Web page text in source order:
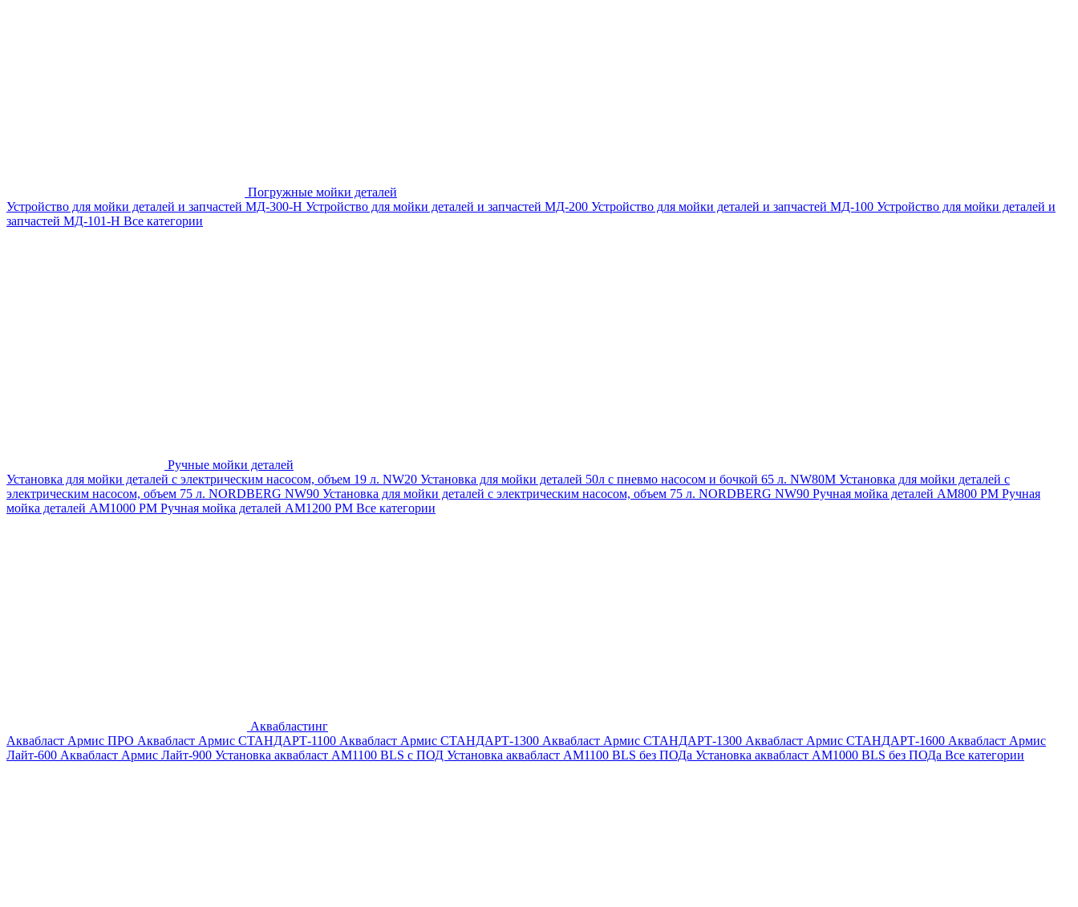
Погружные мойки деталей
Устройство для мойки деталей и запчастей МД-300-H Устройство для мойки деталей и запчастей МД-200 Устройство для мойки деталей и запчастей МД-100 Устройство для мойки деталей и
запчастей МД-101-Н Все категории
Ручные мойки деталей
Установка для мойки деталей с электрическим насосом, объем 19 л. NW20 Установка для мойки деталей 50л с пневмо насосом и бочкой 65 л. NW80M Установка для мойки деталей с
электрическим насосом, объем 75 л. NORDBERG NW90 Установка для мойки деталей с электрическим насосом, объем 75 л. NORDBERG NW90 Ручная мойка деталей АМ800 РМ Ручная
мойка деталей АМ1000 РМ Ручная мойка деталей АМ1200 РМ Все категории
Аквабластинг
Аквабласт Армис ПРО Аквабласт Армис СТАНДАРТ-1100 Аквабласт Армис СТАНДАРТ-1300 Аквабласт Армис СТАНДАРТ-1300 Аквабласт Армис СТАНДАРТ-1600 Аквабласт Армис
Лайт-600 Аквабласт Армис Лайт-900 Установка аквабласт AM1100 BLS с ПОД Установка аквабласт AM1100 BLS без ПОДа Установка аквабласт AM1000 BLS без ПОДа Все категории